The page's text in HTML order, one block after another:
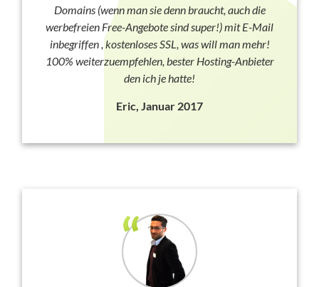
Domains (wenn man sie denn braucht, auch die
werbefreien Free-Angebote sind super!) mit E-Mail
inbegriffen , kostenloses SSL, was will man mehr!
100% weiterzuempfehlen, bester Hosting-Anbieter
den ich je hatte!
Eric, Januar 2017